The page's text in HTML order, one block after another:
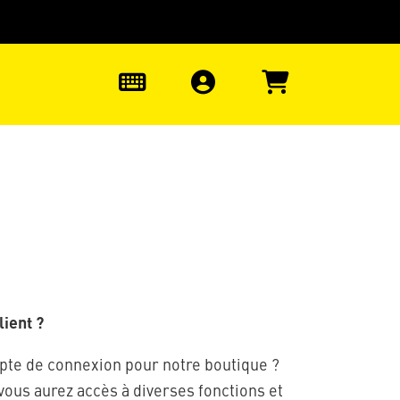
?
de connexion pour notre boutique ?
aurez accès à diverses fonctions et